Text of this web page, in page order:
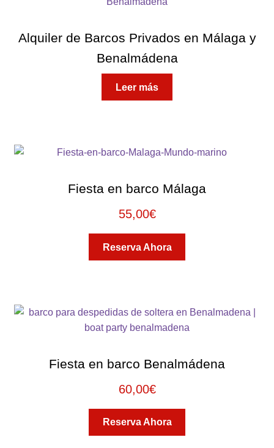
Blog
Contacto
alto
Alquiler de Barcos Privados en Málaga y
Benalmádena
Leer más
Fiesta en barco Málaga
55,00€
Reserva Ahora
Fiesta en barco Benalmádena
60,00€
Reserva Ahora